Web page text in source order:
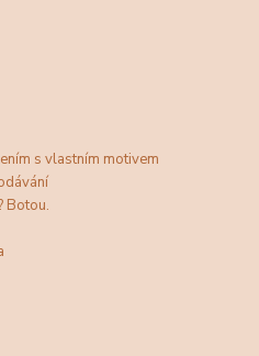
s vlastním motivem
Botou.